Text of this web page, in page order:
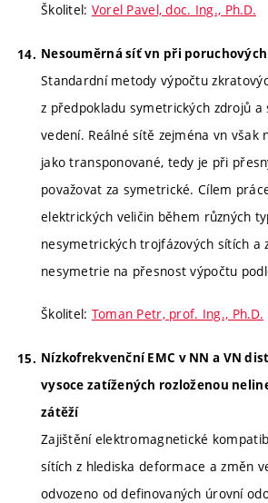
Školitel: Vorel Pavel, doc. Ing., Ph.D.
Nesouměrná síť vn při
Standardní metody výpočtu
z předpokladu symetrických zdrojů a
vedení. Reálné sítě zejména vn však
jako transponované, tedy je při
považovat za symetrické. Cílem
elektrických veličin během různých
nesymetrických trojfázových sítích a
nesymetrie na přesnost výpočtu
Školitel: Toman Petr, prof. Ing., Ph.D.
Nízkofrekvenční EMC v NN a VN
vysoce zatížených rozloženou
zátěží
Zajištění elektromagnetické
sítích z hlediska deformace a změn
odvozeno od definovaných úrovní